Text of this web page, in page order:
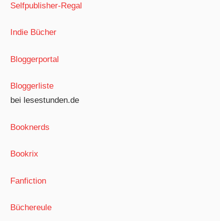
Selfpublisher-Regal
Indie Bücher
Bloggerportal
Bloggerliste
bei lesestunden.de
Booknerds
Bookrix
Fanfiction
Büchereule